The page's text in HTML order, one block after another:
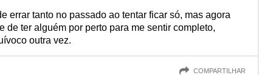
errar tanto no passado ao tentar ficar só, mas agora
de ter alguém por perto para me sentir completo,
outra vez.
COMPARTILHAR